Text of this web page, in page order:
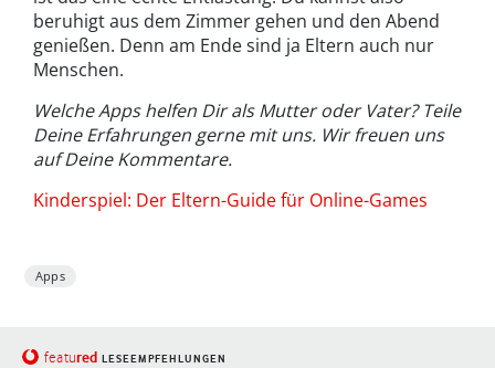
beruhigt aus dem Zimmer gehen und den Abend
genießen. Denn am Ende sind ja Eltern auch nur
Menschen.
Welche Apps helfen Dir als Mutter oder Vater? Teile
Deine Erfahrungen gerne mit uns. Wir freuen uns
auf Deine Kommentare.
Kinderspiel: Der Eltern-Guide für Online-Games
Apps
featured LESEEMPFEHLUNGEN